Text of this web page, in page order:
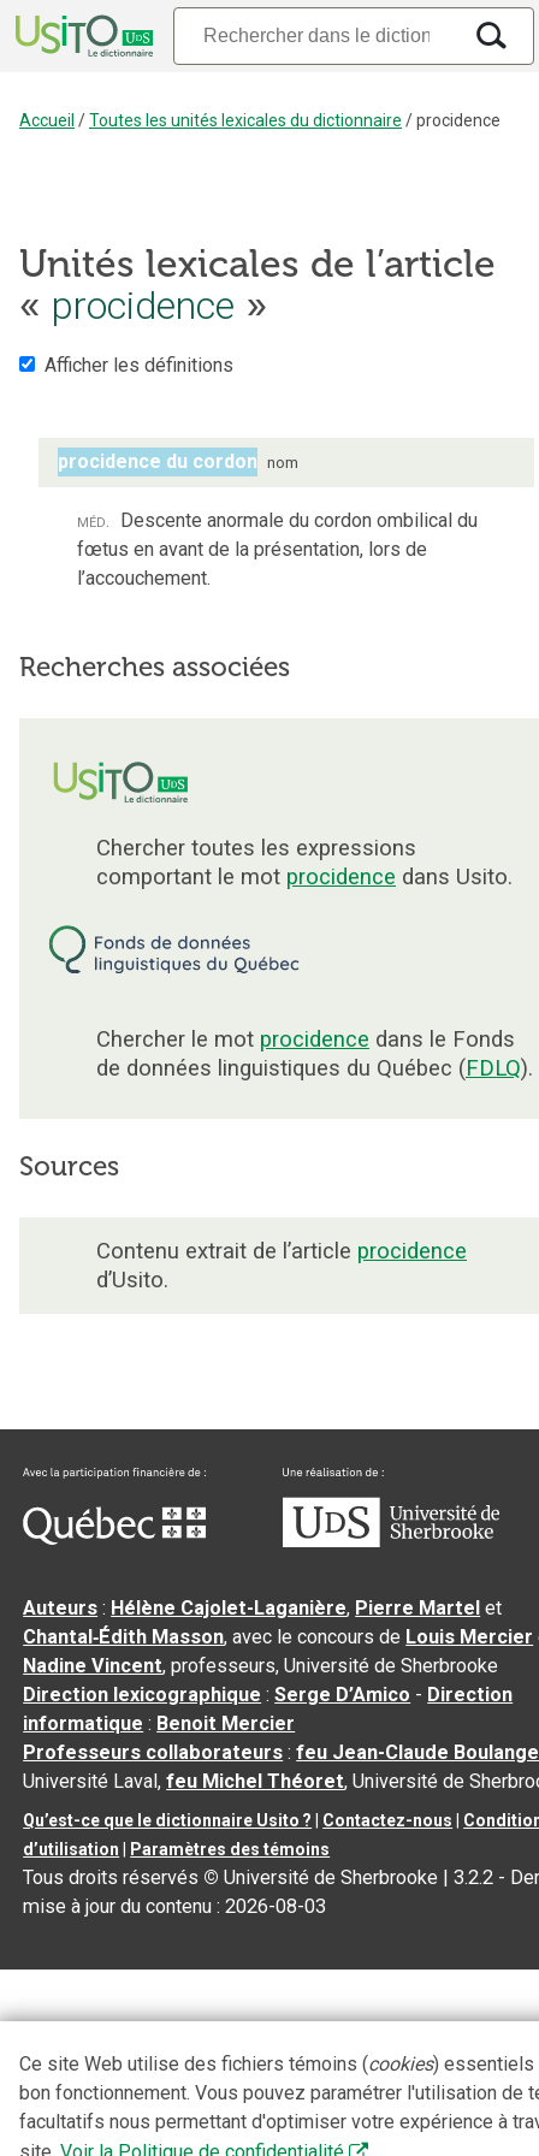
Accueil /Toutes les unités lexicales du dictionnaire /procidence
Unités lexicales de l’article
« procidence »
Afficher les définitions
procidence du cordon nom
méd. Descente anormale du cordon ombilical du
fœtus en avant de la présentation, lors de
l’accouchement.
Recherches associées
Chercher toutes les expressions
comportant le mot procidence dans Usito.
Chercher le mot procidence dans le Fonds
de données linguistiques du Québec (FDLQ).
Sources
Contenu extrait de l’article procidence
d’Usito.
Auteurs : Hélène Cajolet-Laganière, Pierre Martel et
Chantal‑Édith Masson, avec le concours de Louis Mercier
Nadine Vincent, professeurs, Université de Sherbrooke
Direction lexicographique :Serge D’Amico - Direction
informatique : Benoit Mercier
Professeurs collaborateurs :feu Jean-Claude
Université Laval,feu Michel Théoret, Université de
Qu’est-ce que le dictionnaire Usito ? Contactez-nous
d’utilisation
Paramètres des témoins
Tous droits réservés © Université de Sherbrooke |3.2.2 -
mise à jour du contenu :2026-08-03
Ce site Web utilise des fichiers témoins (cookies) essentiels
bon fonctionnement. Vous pouvez paramétrer l'utilisation de
facultatifs nous permettant d'optimiser votre expérience à